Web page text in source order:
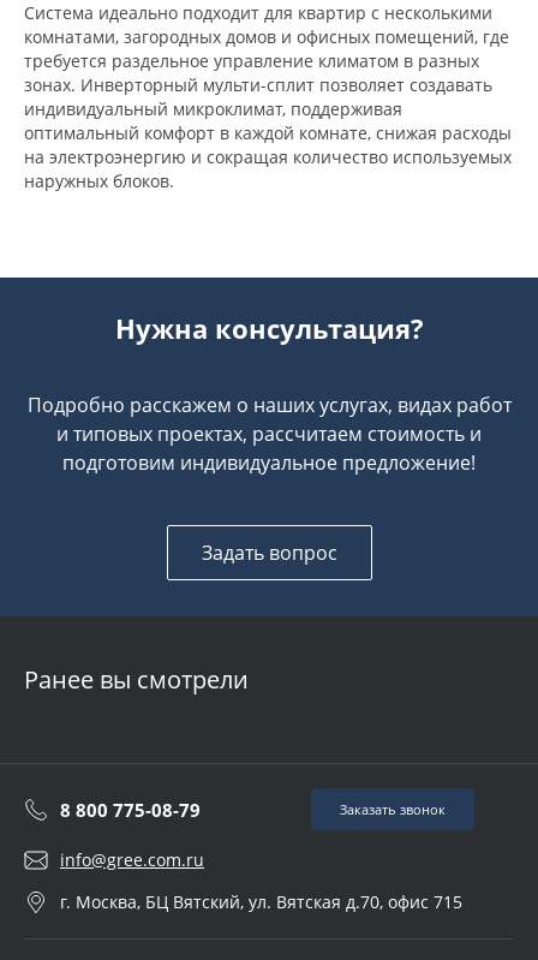
Система идеально подходит для квартир с несколькими
комнатами, загородных домов и офисных помещений, где
требуется раздельное управление климатом в разных
зонах. Инверторный мульти-сплит позволяет создавать
индивидуальный микроклимат, поддерживая
оптимальный комфорт в каждой комнате, снижая расходы
на электроэнергию и сокращая количество используемых
наружных блоков.
Нужна консультация?
Подробно расскажем о наших услугах, видах работ
и типовых проектах, рассчитаем стоимость и
подготовим индивидуальное предложение!
Задать вопрос
Ранее вы смотрели
8 800 775-08-79 Заказать звонок
info@gree.com.ru
г. Москва, БЦ Вятский, ул. Вятская д.70, офис 715